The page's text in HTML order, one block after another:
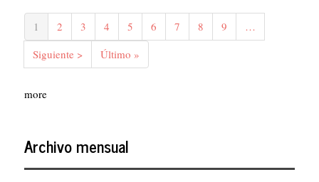
Paginación
Página
actual
1 Página
2 Página
3 Página
4 Página
5 Página
6 Página
7 Página
8 Página
9
…
Siguiente
página
Siguiente >
Última
página
Último »
more
Archivo mensual